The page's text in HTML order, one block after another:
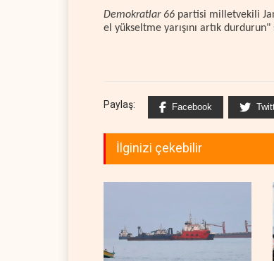
Demokratlar 66 partisi milletvekili
el yükseltme yarışını artık
Paylaş: Facebook
İlginizi çekebilir